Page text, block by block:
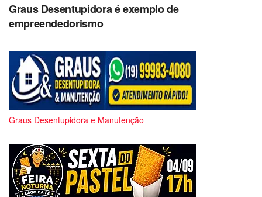
Graus Desentupidora é exemplo de
empreendedorismo
Graus Desentupidora e Manutenção